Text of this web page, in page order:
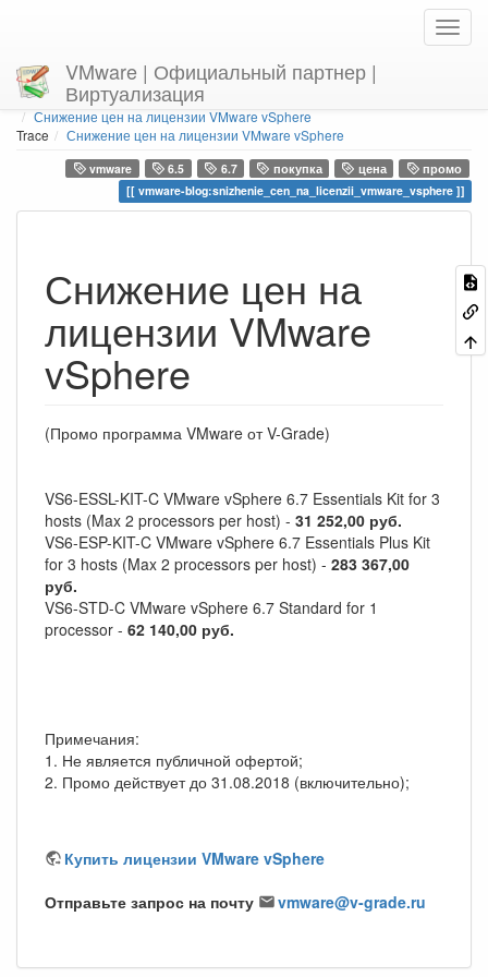
VMware | Официальный партнер |
Виртуализация
You are here Homevmware-blog
Снижение цен на лицензии VMware vSphere
Trace
Снижение цен на лицензии VMware vSphere
vmware 6.5 6.7 покупка цена
промо
vmware-blog:snizhenie_cen_na_licenzii_vmware_vsphere
Снижение цен на
лицензии VMware
vSphere
(Промо программа VMware от V-Grade)
VS6-ESSL-KIT-C VMware vSphere 6.7 Essentials Kit for 3
hosts (Max 2 processors per host) - 31 252,00 руб.
VS6-ESP-KIT-C VMware vSphere 6.7 Essentials Plus Kit
for 3 hosts (Max 2 processors per host) - 283 367,00
руб.
VS6-STD-C VMware vSphere 6.7 Standard for 1
processor - 62 140,00 руб.
Примечания:
1. Не является публичной офертой;
2. Промо действует до 31.08.2018 (включительно);
Купить лицензии VMware vSphere
Отправьте запрос на почту
vmware@v-grade.ru